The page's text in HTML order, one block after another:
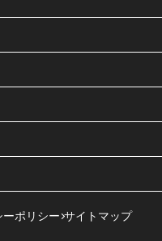
ポリシー サイトマップ